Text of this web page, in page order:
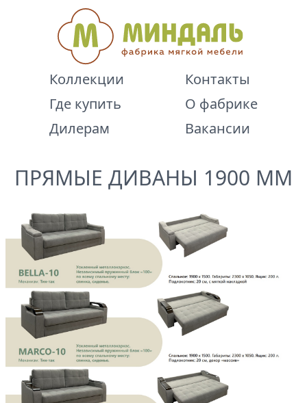
Коллекции
Где купить
Дилерам
Контакты
О фабрике
Вакансии
ПРЯМЫЕ ДИВАНЫ 1900 ММ